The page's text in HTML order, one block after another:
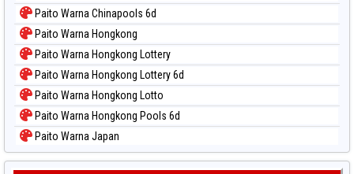
Paito Warna Chinapools 6d
Paito Warna Hongkong
Paito Warna Hongkong Lottery
Paito Warna Hongkong Lottery 6d
Paito Warna Hongkong Lotto
Paito Warna Hongkong Pools 6d
Paito Warna Japan
Paito Warna Japan 6d